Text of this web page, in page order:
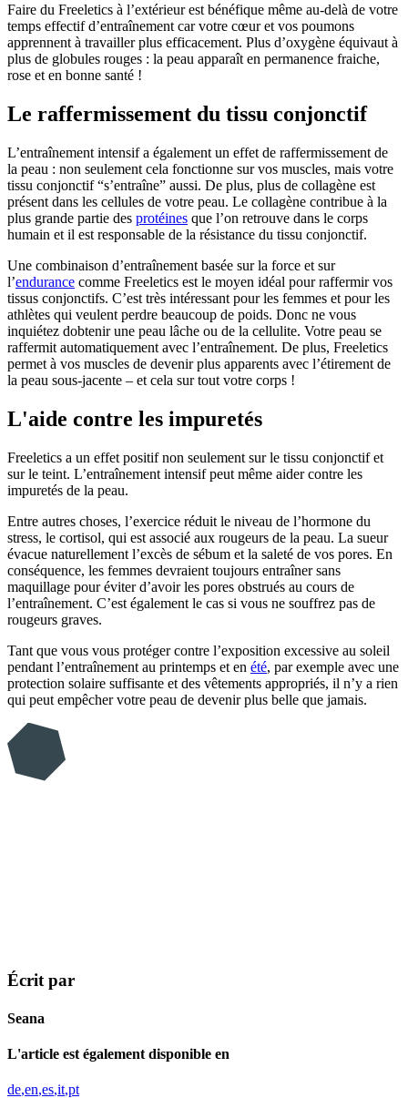
Faire du Freeletics à l’extérieur est bénéfique même au-delà de votre
temps effectif d’entraînement car votre cœur et vos poumons
apprennent à travailler plus efficacement. Plus d’oxygène équivaut à
plus de globules rouges : la peau apparaît en permanence fraiche,
rose et en bonne santé !
Le raffermissement du tissu conjonctif
L’entraînement intensif a également un effet de raffermissement de
la peau : non seulement cela fonctionne sur vos muscles, mais votre
tissu conjonctif “s’entraîne” aussi. De plus, plus de collagène est
présent dans les cellules de votre peau. Le collagène contribue à la
plus grande partie des protéines que l’on retrouve dans le corps
humain et il est responsable de la résistance du tissu conjonctif.
Une combinaison d’entraînement basée sur la force et sur
l’endurance comme Freeletics est le moyen idéal pour raffermir vos
tissus conjonctifs. C’est très intéressant pour les femmes et pour les
athlètes qui veulent perdre beaucoup de poids. Donc ne vous
inquiétez dobtenir une peau lâche ou de la cellulite. Votre peau se
raffermit automatiquement avec l’entraînement. De plus, Freeletics
permet à vos muscles de devenir plus apparents avec l’étirement de
la peau sous-jacente – et cela sur tout votre corps !
L'aide contre les impuretés
Freeletics a un effet positif non seulement sur le tissu conjonctif et
sur le teint. L’entraînement intensif peut même aider contre les
impuretés de la peau.
Entre autres choses, l’exercice réduit le niveau de l’hormone du
stress, le cortisol, qui est associé aux rougeurs de la peau. La sueur
évacue naturellement l’excès de sébum et la saleté de vos pores. En
conséquence, les femmes devraient toujours entraîner sans
maquillage pour éviter d’avoir les pores obstrués au cours de
l’entraînement. C’est également le cas si vous ne souffrez pas de
rougeurs graves.
Tant que vous vous protéger contre l’exposition excessive au soleil
pendant l’entraînement au printemps et en été, par exemple avec une
protection solaire suffisante et des vêtements appropriés, il n’y a rien
qui peut empêcher votre peau de devenir plus belle que jamais.
Écrit par
Seana
L'article est également disponible en
de en es it pt